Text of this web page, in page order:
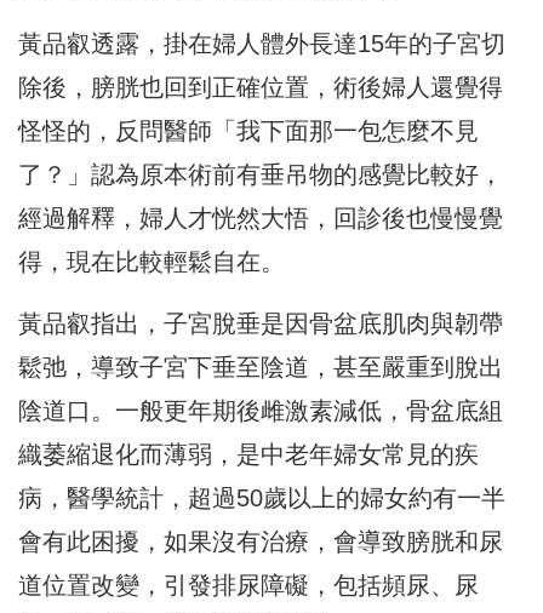
黃品叡透露，掛在婦人體外長達15年的子宮切
除後，膀胱也回到正確位置，術後婦人還覺得
怪怪的，反問醫師「我下面那一包怎麼不見
了？」認為原本術前有垂吊物的感覺比較好，
經過解釋，婦人才恍然大悟，回診後也慢慢覺
得，現在比較輕鬆自在。
黃品叡指出，子宮脫垂是因骨盆底肌肉與韌帶
鬆弛，導致子宮下垂至陰道，甚至嚴重到脫出
陰道口。一般更年期後雌激素減低，骨盆底組
織萎縮退化而薄弱，是中老年婦女常見的疾
病，醫學統計，超過50歲以上的婦女約有一半
會有此困擾，如果沒有治療，會導致膀胱和尿
道位置改變，引發排尿障礙，包括頻尿、尿